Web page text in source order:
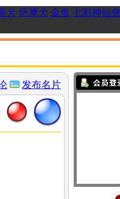
犬 萨摩犬 金鱼 七彩神仙鱼
发布名片